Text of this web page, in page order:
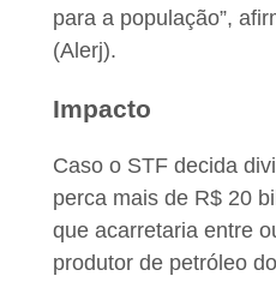
para a população”,
(Alerj).
Impacto
Caso o STF decida
perca mais de R$ 20
que acarretaria entre
produtor de petróleo